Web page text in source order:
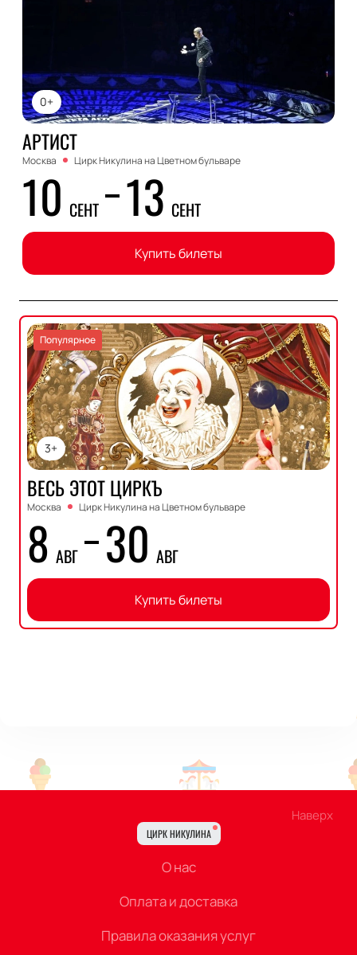
0+
АРТИСТ
Москва Цирк Никулина на Цветном бульваре
10 СЕНТ 13 СЕНТ
Купить билеты
3+
Популярное
ВЕСЬ ЭТОТ ЦИРКЪ
Москва Цирк Никулина на Цветном бульваре
8 АВГ 30 АВГ
Купить билеты
Наверх
ЦИРК НИКУЛИНА
О нас
Оплата и доставка
Правила оказания услуг